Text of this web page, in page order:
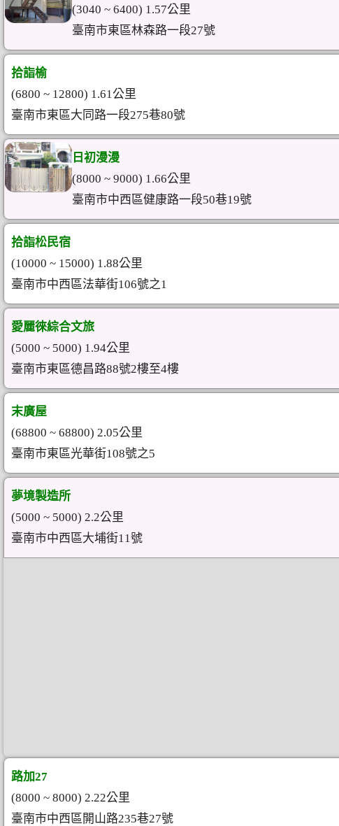
(3040 ~ 6400) 1.57公里
臺南市東區林森路一段27號
拾詣榆
(6800 ~ 12800) 1.61公里
臺南市東區大同路一段275巷80號
日初漫漫
(8000 ~ 9000) 1.66公里
臺南市中西區健康路一段50巷19號
拾詣松民宿
(10000 ~ 15000) 1.88公里
臺南市中西區法華街106號之1
愛麗徠綜合文旅
(5000 ~ 5000) 1.94公里
臺南市東區德昌路88號2樓至4樓
末廣屋
(68800 ~ 68800) 2.05公里
臺南市東區光華街108號之5
夢境製造所
(5000 ~ 5000) 2.2公里
臺南市中西區大埔街11號
路加27
(8000 ~ 8000) 2.22公里
臺南市中西區開山路235巷27號